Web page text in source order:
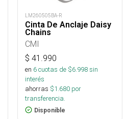
LM260505BA-R
Cinta De Anclaje Daisy
Chains
CMI
$ 41.990
en 6cuotas de $6.998sin
interés
ahorras $1.680 por
transferencia.
Disponible